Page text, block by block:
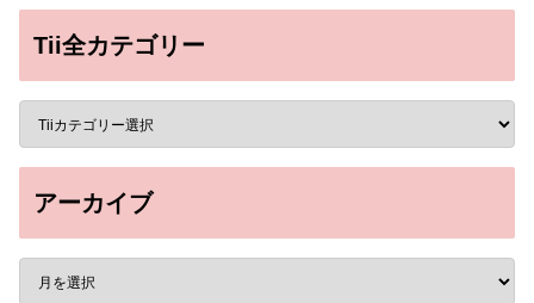
Tii全カテゴリー
アーカイブ